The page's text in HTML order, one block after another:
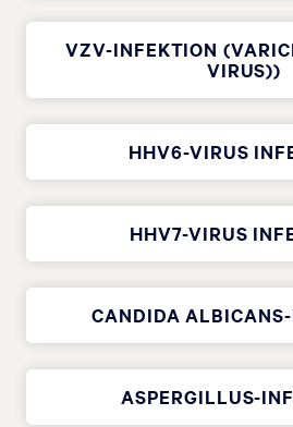
VZV-INFEKTION
VIRUS))
HHV6-VIRUS
HHV7-VIRUS
CANDIDA
ASPERGILLUS-